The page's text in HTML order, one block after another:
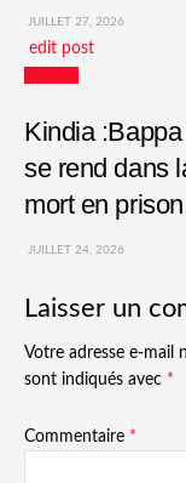
JUILLET 27, 2026
edit post
Kindia
se rend dans
mort en
JUILLET 24, 2026
Laisser un
Votre adresse e-mail
sont indiqués avec *
Commentaire *